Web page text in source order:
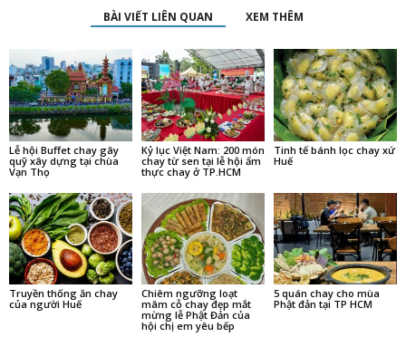
BÀI VIẾT LIÊN QUAN XEM THÊM
Lễ hội Buffet chay gây
quỹ xây dựng tại chùa
Vạn Thọ
Kỷ lục Việt Nam: 200 món
chay từ sen tại lễ hội ẩm
thực chay ở TP.HCM
Tinh tế bánh lọc chay xứ
Huế
Truyền thống ăn chay
của người Huế
Chiêm ngưỡng loạt
mâm cỗ chay đẹp mắt
mừng lễ Phật Đản của
hội chị em yêu bếp
5 quán chay cho mùa
Phật đản tại TP HCM